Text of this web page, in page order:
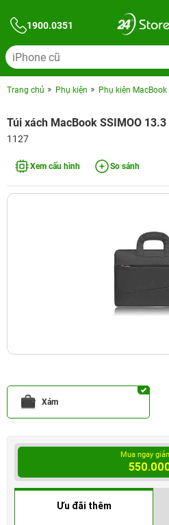
1900.0351
Trang chủ Phụ kiện Phụ kiện MacBook
Túi xách MacBook SSIMOO
1127
Xem cấu hình So sánh
Xám
Mua ngay
Ưu đãi thêm